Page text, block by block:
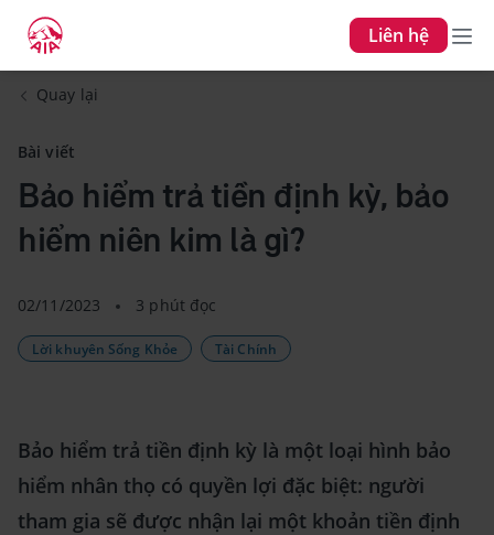
Liên hệ
Quay lại
Bài viết
Bảo hiểm trả tiền định kỳ, bảo
hiểm niên kim là gì?
02/11/2023 3 phút đọc
Lời khuyên Sống Khỏe Tài Chính
Bảo hiểm trả tiền định kỳ là một loại hình bảo
hiểm nhân thọ có quyền lợi đặc biệt: người
tham gia sẽ được nhận lại một khoản tiền định